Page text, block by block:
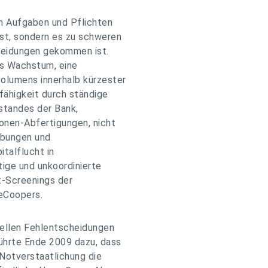
Aufgaben und Pflichten
sondern es zu schweren
gekommen ist.
Wachstum, eine
innerhalb kürzester
durch ständige
der Bank,
Abfertigungen, nicht
und
in
und unkoordinierte
Screenings der
Fehlentscheidungen
Ende 2009 dazu, dass
die